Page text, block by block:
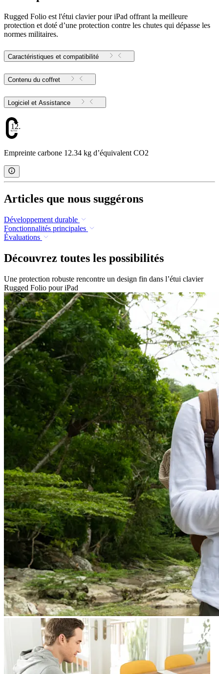
Rugged Folio est l'étui clavier pour iPad offrant la meilleure
protection et doté d’une protection contre les chutes qui dépasse les
normes militaires.
Caractéristiques et compatibilité
Contenu du coffret
Logiciel et Assistance
12.34
Empreinte carbone 12.34 kg d’équivalent CO2
Articles que nous suggérons
Développement durable
Fonctionnalités principales
Évaluations
Découvrez toutes les possibilités
Une protection robuste rencontre un design fin dans l’étui clavier
Rugged Folio pour iPad